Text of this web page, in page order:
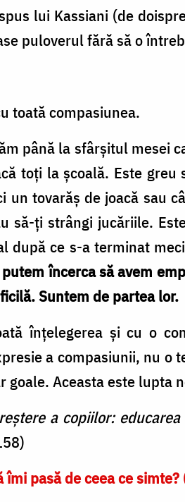
lui Kassiani (de
puloverul fără să o
toată compasiunea.
până la sfârșitul mesei
toți la școală. Este greu
tovarăș de joacă sau
să-ți strângi jucăriile.
după ce s-a terminat
încerca să avem
Suntem de partea lor.
înțelegerea și cu o
a compasiunii, nu o
Aceasta este lupta
a copiilor:
pasă de ceea ce